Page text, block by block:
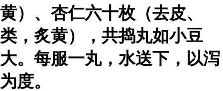
黄）、杏仁六十枚（去皮、
类，炙黄），共捣丸如小豆
大。每服一丸，水送下，以泻
为度。